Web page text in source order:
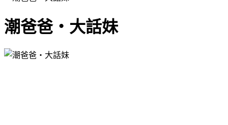
潮爸爸‧大話妹